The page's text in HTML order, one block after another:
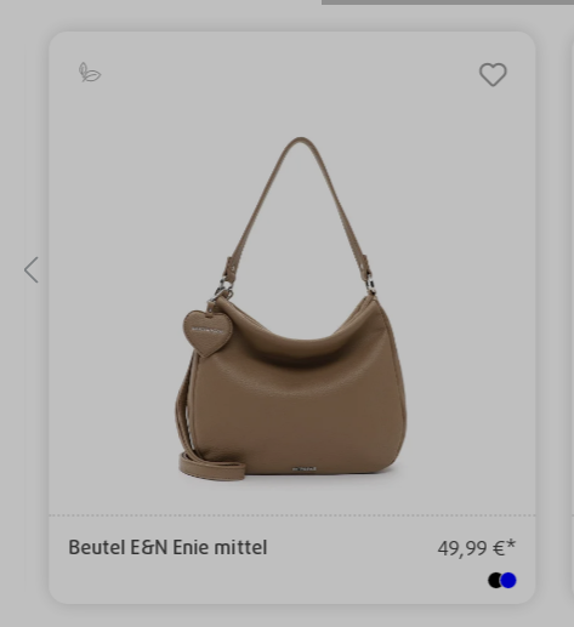
Beutel E&N Enie mittel 49,99 €*